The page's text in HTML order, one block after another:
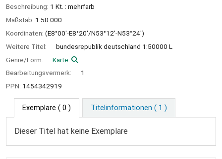
Beschreibung: 1 Kt. : mehrfarb
Maßstab: 1:50 000
Koordinaten: (E8°00'-E8°20'/N53°12'-N53°24')
Weitere Titel:
bundesrepublik deutschland 1:50000 L
Genre/Form:
Karte
Bearbeitungsvermerk:
1
PPN: 1454342919
Exemplare ( 0 ) Titelinformationen ( 1 )
Dieser Titel hat keine Exemplare